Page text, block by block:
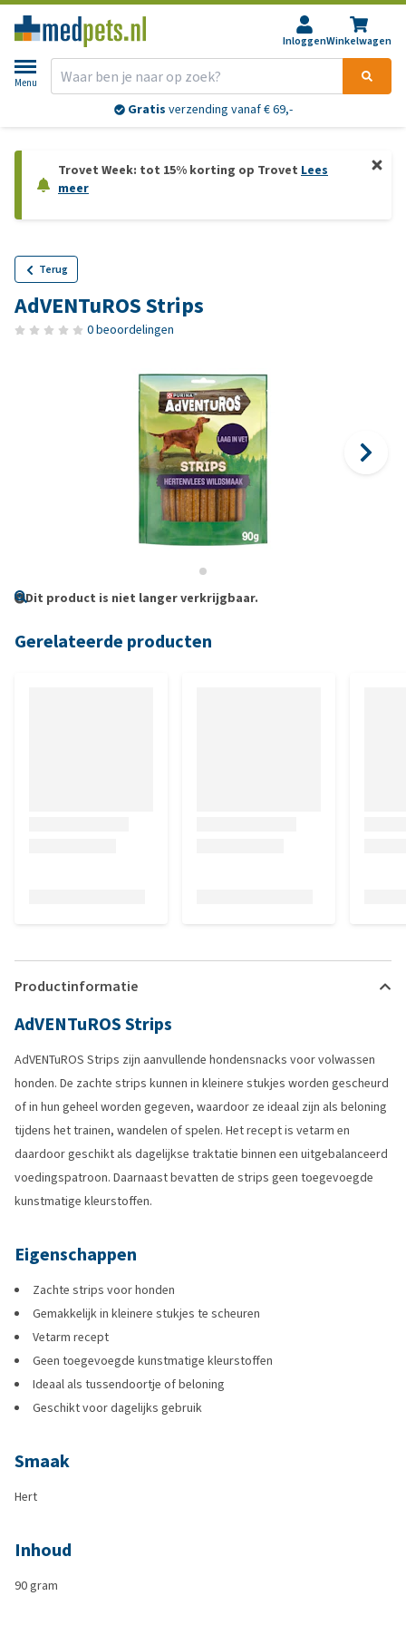
InloggenWinkelwagen
Menu
Gratis verzending vanaf € 69,-
Trovet Week: tot 15% korting op Trovet Lees
meer
Terug
AdVENTuROS Strips
0 beoordelingen
Dit product is niet langer verkrijgbaar.
Gerelateerde producten
Productinformatie
AdVENTuROS Strips
AdVENTuROS Strips zijn aanvullende hondensnacks voor volwassen
honden. De zachte strips kunnen in kleinere stukjes worden gescheurd
of in hun geheel worden gegeven, waardoor ze ideaal zijn als beloning
tijdens het trainen, wandelen of spelen. Het recept is vetarm en
daardoor geschikt als dagelijkse traktatie binnen een uitgebalanceerd
voedingspatroon. Daarnaast bevatten de strips geen toegevoegde
kunstmatige kleurstoffen.
Eigenschappen
Zachte strips voor honden
Gemakkelijk in kleinere stukjes te scheuren
Vetarm recept
Geen toegevoegde kunstmatige kleurstoffen
Ideaal als tussendoortje of beloning
Geschikt voor dagelijks gebruik
Smaak
Hert
Inhoud
90 gram